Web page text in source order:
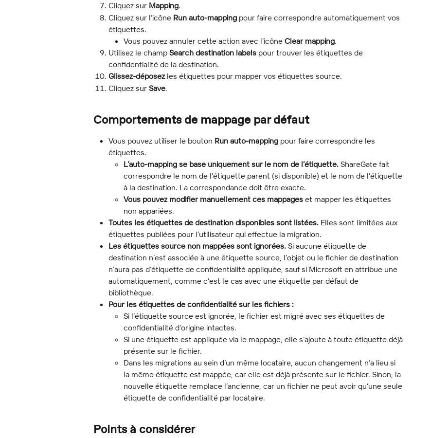
Cliquez sur Mapping.
Cliquez sur l’icône Run auto-mapping pour faire correspondre automatiquement vos
étiquettes.
Vous pouvez annuler cette action avec l’icône Clear mapping.
Utilisez le champ Search destination labels pour trouver les étiquettes de
confidentialité de la destination.
Glissez-déposez les étiquettes pour mapper vos étiquettes source.
Cliquez sur Save.
Comportements de mappage par défaut
Vous pouvez utiliser le bouton Run auto-mapping pour faire correspondre les
étiquettes.
L’auto-mapping se base uniquement sur le nom de l’étiquette. ShareGate fait
correspondre le nom de l’étiquette parent (si disponible) et le nom de l’étiquette
à la destination. La correspondance doit être exacte.
Vous pouvez modifier manuellement ces mappages et mapper les étiquettes
non appariées.
Toutes les étiquettes de destination disponibles sont listées. Elles sont limitées aux
étiquettes publiées pour l’utilisateur qui effectue la migration.
Les étiquettes source non mappées sont ignorées. Si aucune étiquette de
destination n’est associée à une étiquette source, l’objet ou le fichier de destination
n’aura pas d’étiquette de confidentialité appliquée, sauf si Microsoft en attribue une
automatiquement, comme c’est le cas avec une étiquette par défaut de
bibliothèque.
Pour les étiquettes de confidentialité sur les fichiers :
Si l’étiquette source est ignorée, le fichier est migré avec ses étiquettes de
confidentialité d’origine intactes.
Si une étiquette est appliquée via le mappage, elle s’ajoute à toute étiquette déjà
présente sur le fichier.
Dans les migrations au sein d’un même locataire, aucun changement n’a lieu si
la même étiquette est mappée, car elle est déjà présente sur le fichier. Sinon, la
nouvelle étiquette remplace l’ancienne, car un fichier ne peut avoir qu’une seule
étiquette de confidentialité par locataire.
Points à considérer